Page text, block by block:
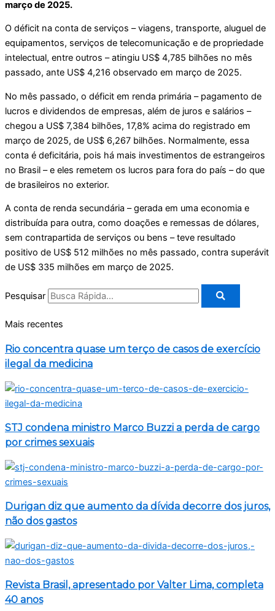
março de 2025.
O déficit na conta de serviços – viagens, transporte, aluguel de
equipamentos, serviços de telecomunicação e de propriedade
intelectual, entre outros – atingiu US$ 4,785 bilhões no mês
passado, ante US$ 4,216 observado em março de 2025.
No mês passado, o déficit em renda primária – pagamento de
lucros e dividendos de empresas, além de juros e salários –
chegou a US$ 7,384 bilhões, 17,8% acima do registrado em
março de 2025, de US$ 6,267 bilhões. Normalmente, essa
conta é deficitária, pois há mais investimentos de estrangeiros
no Brasil – e eles remetem os lucros para fora do país – do que
de brasileiros no exterior.
A conta de renda secundária – gerada em uma economia e
distribuída para outra, como doações e remessas de dólares,
sem contrapartida de serviços ou bens – teve resultado
positivo de US$ 512 milhões no mês passado, contra superávit
de US$ 335 milhões em março de 2025.
Pesquisar
Mais recentes
Rio concentra quase um terço de casos de exercício
ilegal da medicina
STJ condena ministro Marco Buzzi a perda de cargo
por crimes sexuais
Durigan diz que aumento da dívida decorre dos juros,
não dos gastos
Revista Brasil, apresentado por Valter Lima, completa
40 anos